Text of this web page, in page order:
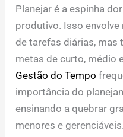
Planejar é a espinha
produtivo. Isso envolve
de tarefas diárias, mas
metas de curto, médio
Gestão do Tempo
importância do
ensinando a quebrar
menores e